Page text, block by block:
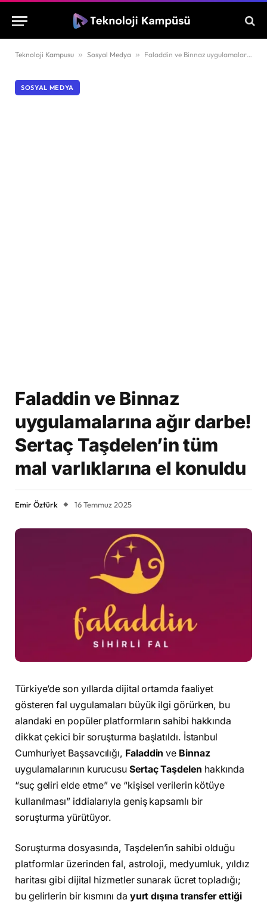
Teknoloji Kampusu » Sosyal Medya » Faladdin ve Binnaz uygulamalarına ağır darbe! Sertaç Taşdelen’in tüm mal varlıklarına el konuldu
SOSYAL MEDYA
Faladdin ve Binnaz
uygulamalarına ağır darbe!
Sertaç Taşdelen’in tüm
mal varlıklarına el konuldu
Emir Öztürk 16 Temmuz 2025
Türkiye’de son yıllarda dijital ortamda faaliyet
gösteren fal uygulamaları büyük ilgi görürken, bu
alandaki en popüler platformların sahibi hakkında
dikkat çekici bir soruşturma başlatıldı. İstanbul
Cumhuriyet Başsavcılığı, Faladdin ve Binnaz
uygulamalarının kurucusuSertaç Taşdelen hakkında
“suç geliri elde etme” ve “kişisel verilerin kötüye
kullanılması” iddialarıyla geniş kapsamlı bir
soruşturma yürütüyor.
Soruşturma dosyasında, Taşdelen’in sahibi olduğu
platformlar üzerinden fal, astroloji, medyumluk, yıldız
haritası gibi dijital hizmetler sunarak ücret topladığı;
bu gelirlerin bir kısmını da yurt dışına transfer ettiği